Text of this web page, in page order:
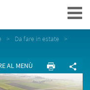
Navigation
Da fare in estate
AL MENÙ